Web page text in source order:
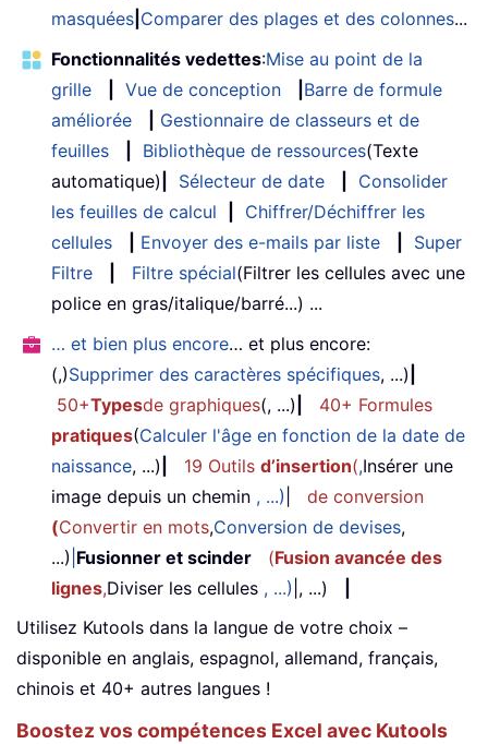
masquées Comparer des plages et des colonnes...
Fonctionnalités vedettes:Mise au point de la
grille
Vue de conception
Barre de formule
améliorée
Gestionnaire de classeurs et de
feuilles
Bibliothèque de ressources(Texte
automatique)
Sélecteur de date
Consolider
les feuilles de calcul
Chiffrer/Déchiffrer les
cellules
Envoyer des e-mails par liste
Super
Filtre
Filtre spécial(Filtrer les cellules avec une
police en gras/italique/barré...) ...
… et bien plus encore… et plus encore:
(,)Supprimer des caractères spécifiques, ...)
50+Typesde graphiques(, ...)
40+ Formules
pratiques(Calculer l'âge en fonction de la date de
naissance, ...) 19 Outils d’insertion(,Insérer une
image depuis un chemin , ...)
de conversion
(Convertir en mots,Conversion de devises,
...) Fusionner et scinder (Fusion avancée des
lignes,Diviser les cellules , ...) |, ...)
Utilisez Kutools dans la langue de votre choix –
disponible en anglais, espagnol, allemand, français,
chinois et 40+ autres langues !
Boostez vos compétences Excel avec Kutools